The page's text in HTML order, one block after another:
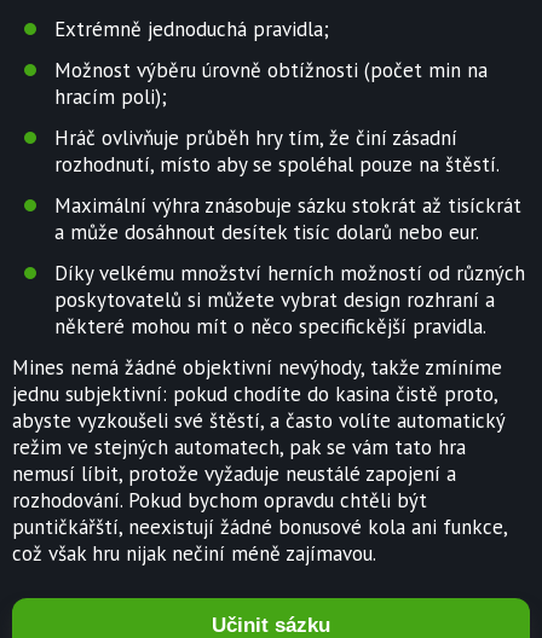
Extrémně jednoduchá pravidla;
Možnost výběru úrovně obtížnosti (počet min na
hracím poli);
Hráč ovlivňuje průběh hry tím, že činí zásadní
rozhodnutí, místo aby se spoléhal pouze na štěstí.
Maximální výhra znásobuje sázku stokrát až tisíckrát
a může dosáhnout desítek tisíc dolarů nebo eur.
Díky velkému množství herních možností od různých
poskytovatelů si můžete vybrat design rozhraní a
některé mohou mít o něco specifickější pravidla.
Mines nemá žádné objektivní nevýhody, takže zmíníme
jednu subjektivní: pokud chodíte do kasina čistě proto,
abyste vyzkoušeli své štěstí, a často volíte automatický
režim ve stejných automatech, pak se vám tato hra
nemusí líbit, protože vyžaduje neustálé zapojení a
rozhodování. Pokud bychom opravdu chtěli být
puntičkářští, neexistují žádné bonusové kola ani funkce,
což však hru nijak nečiní méně zajímavou.
Učinit sázku